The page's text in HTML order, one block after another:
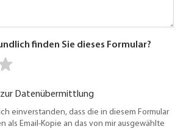
finden Sie dieses Formular?
zur Datenübermittlung
einverstanden, dass die in diesem Formular
als Email-Kopie an das von mir ausgewählte